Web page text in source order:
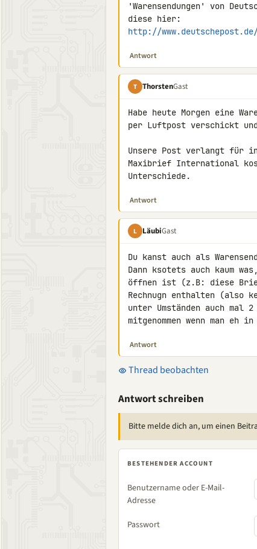
'Warensendungen' von
http://www.deutschepost.de/
Antwort
T ThorstenGast
Habe heute Morgen eine
per Luftpost verschickt
Unsere Post verlangt für
Maxibrief International
Unterschiede.
Antwort
L LäubiGast
Du kanst auch als
Dann ksotets auch kaum
öffnen ist (z.B: diese
Rechnugn enthalten (also
unter Umständen auch mal
mitgenommen wenn man eh
Antwort
Thread beobachten
Antwort schreiben
Bitte melde dich an, um einen
BESTEHENDER ACCOUNT
Benutzername oder E-Mail-
Adresse
Passwort